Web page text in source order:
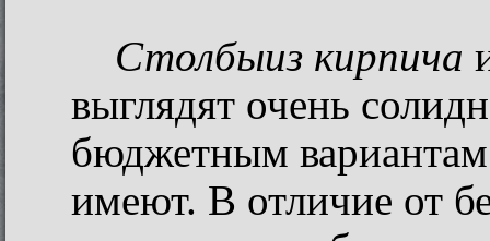
Столбыиз кирпича
выглядят очень
бюджетным
имеют. В отличие от